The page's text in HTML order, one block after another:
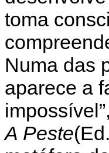
toma
Numa das
aparece a
A Peste